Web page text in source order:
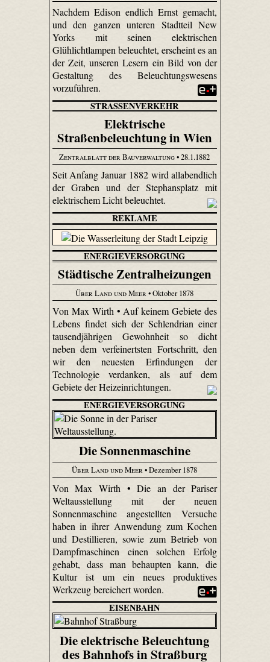
Nachdem Edison endlich Ernst gemacht,
und den ganzen unteren Stadtteil New
Yorks mit seinen elektrischen
Glühlichtlampen beleuchtet, erscheint es an
der Zeit, unseren Lesern ein Bild von der
Gestaltung des Beleuchtungswesens
vorzuführen.
STRASSENVERKEHR
Elektrische
Straßenbeleuchtung in Wien
Zentralblatt der Bauverwaltung• 28.1.1882
Seit Anfang Januar 1882 wird allabendlich
der Graben und der Stephansplatz mit
elektrischem Licht beleuchtet.
REKLAME
ENERGIEVERSORGUNG
Städtische Zentralheizungen
Über Land und Meer • Oktober 1878
Von Max Wirth • Auf keinem Gebiete des
Lebens findet sich der Schlendrian einer
tausendjährigen Gewohnheit so dicht
neben dem verfei­nertsten Fortschritt, den
wir den neuesten Erfindungen der
Technologie verdanken, als auf dem
Gebiete der Heizeinrichtungen.
ENERGIEVERSORGUNG
Die Sonnenmaschine
Über Land und Meer• Dezember 1878
Von Max Wirth • Die an der Pariser
Weltausstellung mit der neuen
Sonnenmaschine angestellten Versuche
haben in ihrer Anwendung zum Kochen
und Destillieren, sowie zum Betrieb von
Dampfmaschinen einen solchen Erfolg
gehabt, dass man behaupten kann, die
Kultur ist um ein neues produktives
Werkzeug bereichert worden.
EISENBAHN
Die elektrische Beleuchtung
des Bahnhofs in Straßburg